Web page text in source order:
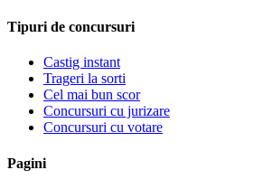
Tipuri de concursuri
Castig instant
Trageri la sorti
Cel mai bun scor
Concursuri cu jurizare
Concursuri cu votare
Pagini